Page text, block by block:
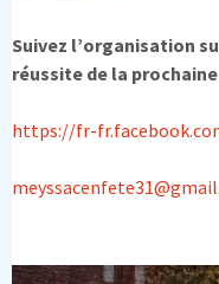
Suivez l’organisation
réussite de la
https://fr-